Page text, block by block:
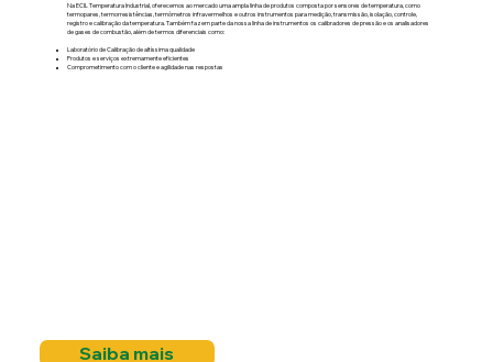
Na ECIL Temperatura Industrial, oferecemos ao mercado uma ampla linha de produtos composta por sensores de temperatura, como
termopares, termorresistências, termômetros infravermelhos e outros instrumentos para medição, transmissão, isolação, controle,
registro e calibração da temperatura. Também fazem parte da nossa linha de instrumentos os calibradores de pressão e os analisadores
de gases de combustão, além de termos diferenciais como:​
Laboratório de Calibração de altíssima qualidade
Produtos e serviços extremamente eficientes
Comprometimento com o cliente e agilidade nas respostas
Saiba mais